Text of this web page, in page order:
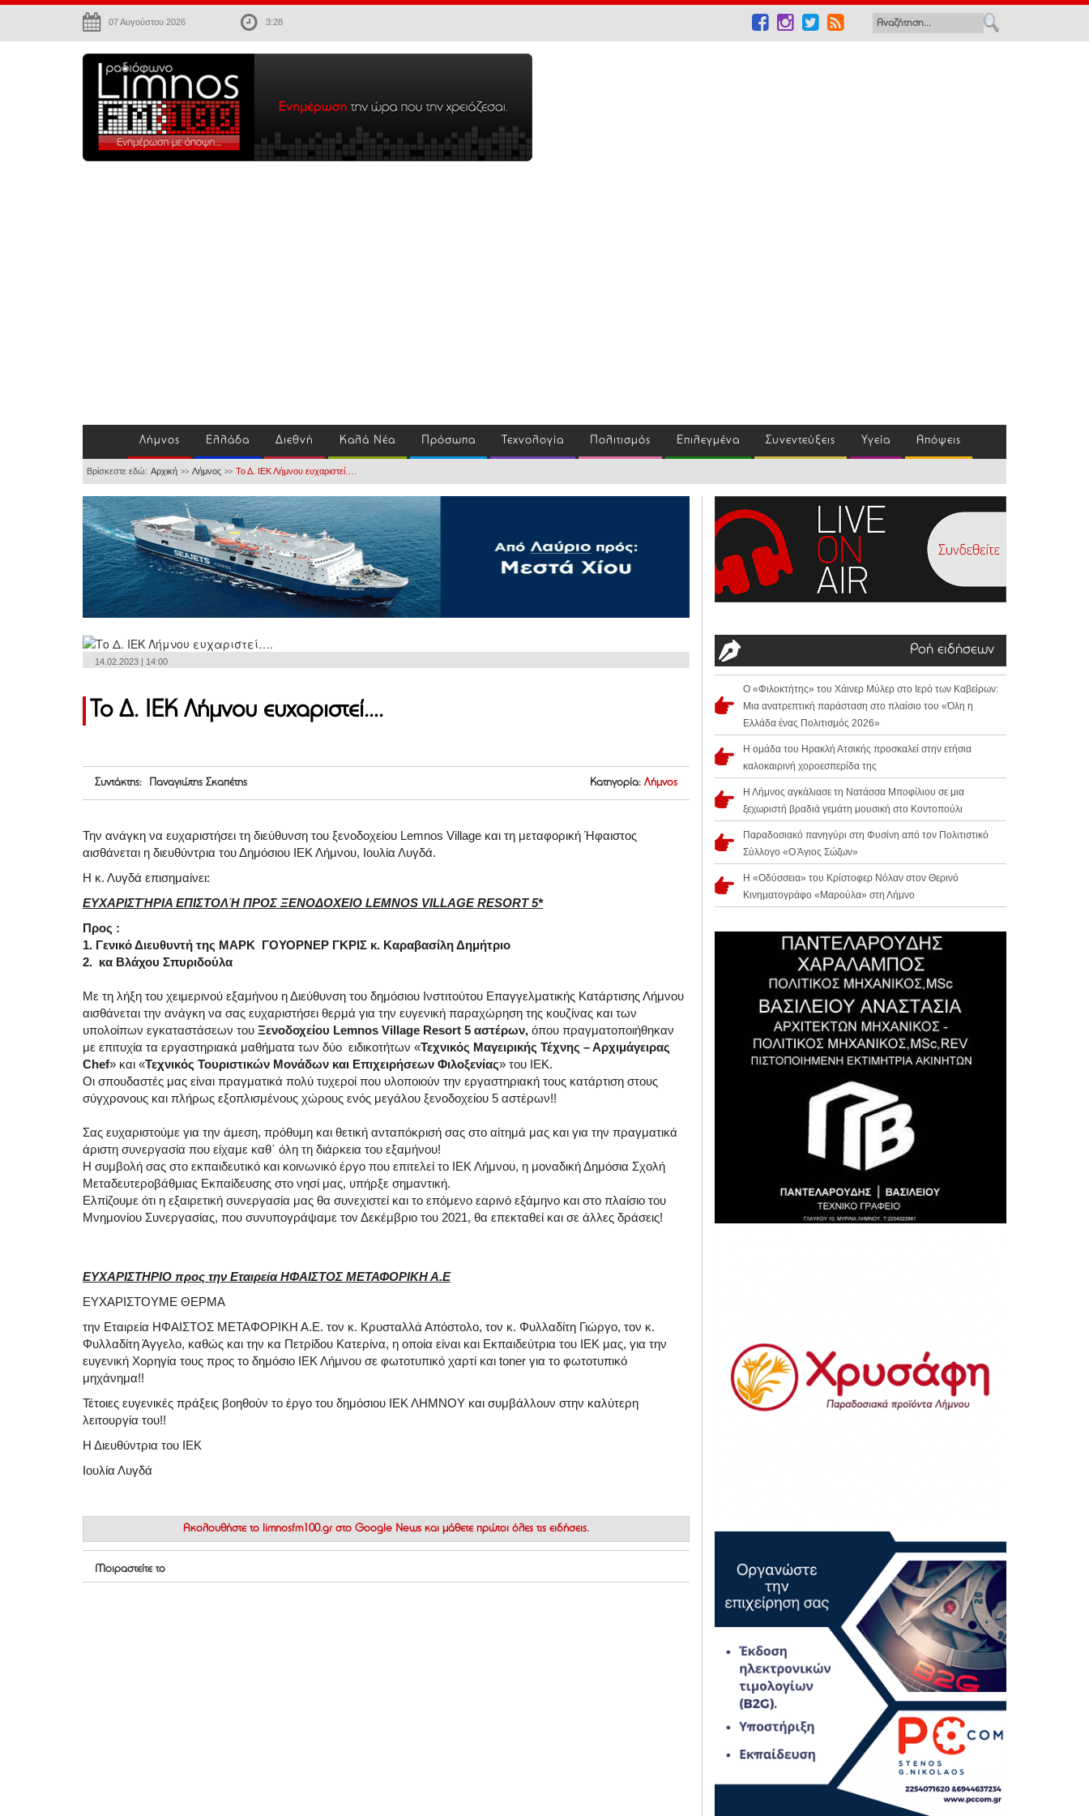
07 Αυγούστου 2026 3:28
Λήμνος Ελλάδα Διεθνή Καλά Νέα Πρόσωπα Τεχνολογία Πολιτισμός Επιλεγμένα Συνεντεύξεις Υγεία Απόψεις
Βρίσκεστε εδώ: Αρχική >> Λήμνος >> Το Δ. ΙΕΚ Λήμνου ευχαριστεί….
14.02.2023 | 14:00
Το Δ. ΙΕΚ Λήμνου ευχαριστεί….
Συντάκτης: Παναγιώτης Σκαπέτης Κατηγορία: Λήμνος
Την ανάγκη να ευχαριστήσει τη διεύθυνση του ξενοδοχείου Lemnos Village και τη μεταφορική Ήφαιστος
αισθάνεται η διευθύντρια του Δημόσιου ΙΕΚ Λήμνου, Ιουλία Λυγδά.
Η κ. Λυγδά επισημαίνει:
ΕΥΧΑΡΙΣΤΉΡΙΑ ΕΠΙΣΤΟΛΉ ΠΡΟΣ ΞΕΝΟΔΟΧΕΙΟ LEMNOS VILLAGE RESORT 5*
Προς :
1. Γενικό Διευθυντή της ΜΑΡΚ ΓΟΥΟΡΝΕΡ ΓΚΡΙΣ κ. Καραβασίλη Δημήτριο
2. κα Βλάχου Σπυριδούλα
Με τη λήξη του χειμερινού εξαμήνου η Διεύθυνση του δημόσιου Ινστιτούτου Επαγγελματικής Κατάρτισης Λήμνου
αισθάνεται την ανάγκη να σας ευχαριστήσει θερμά για την ευγενική παραχώρηση της κουζίνας και των
υπολοίπων εγκαταστάσεων του Ξενοδοχείου Lemnos Village Resort 5 αστέρων, όπου πραγματοποιήθηκαν
με επιτυχία τα εργαστηριακά μαθήματα των δύο ειδικοτήτων «Τεχνικός Μαγειρικής Τέχνης – Αρχιμάγειρας
Chef» και «Τεχνικός Τουριστικών Μονάδων και Επιχειρήσεων Φιλοξενίας» του ΙΕΚ.
Οι σπουδαστές μας είναι πραγματικά πολύ τυχεροί που υλοποιούν την εργαστηριακή τους κατάρτιση στους
σύγχρονους και πλήρως εξοπλισμένους χώρους ενός μεγάλου ξενοδοχείου 5 αστέρων!!
​Σας ευχαριστούμε για την άμεση, πρόθυμη και θετική ανταπόκρισή σας στο αίτημά μας και για την πραγματικά
άριστη συνεργασία που είχαμε καθ΄ όλη τη διάρκεια του εξαμήνου!
Η συμβολή σας στο εκπαιδευτικό και κοινωνικό έργο που επιτελεί το ΙΕΚ Λήμνου, η μοναδική Δημόσια Σχολή
Μεταδευτεροβάθμιας Εκπαίδευσης στο νησί μας, υπήρξε σημαντική.
Ελπίζουμε ότι η εξαιρετική συνεργασία μας θα συνεχιστεί και το επόμενο εαρινό εξάμηνο και στο πλαίσιο του
Μνημονίου Συνεργασίας, που συνυπογράψαμε τον Δεκέμβριο του 2021, θα επεκταθεί και σε άλλες δράσεις!
ΕΥΧΑΡΙΣΤΗΡΙΟ προς την Εταιρεία ΗΦΑΙΣΤΟΣ ΜΕΤΑΦΟΡΙΚΗ Α.Ε
ΕΥΧΑΡΙΣΤΟΥΜΕ ΘΕΡΜΑ
την Εταιρεία ΗΦΑΙΣΤΟΣ ΜΕΤΑΦΟΡΙΚΗ Α.Ε. τον κ. Κρυσταλλά Απόστολο, τον κ. Φυλλαδίτη Γιώργο, τον κ.
Φυλλαδίτη Άγγελο, καθώς και την κα Πετρίδου Κατερίνα, η οποία είναι και Εκπαιδεύτρια του ΙΕΚ μας, για την
ευγενική Χορηγία τους προς το δημόσιο ΙΕΚ Λήμνου σε φωτοτυπικό χαρτί και toner για το φωτοτυπικό
μηχάνημα!!
Τέτοιες ευγενικές πράξεις βοηθούν το έργο του δημόσιου ΙΕΚ ΛΗΜΝΟΥ και συμβάλλουν στην καλύτερη
λειτουργία του!!
Η Διευθύντρια του ΙΕΚ
Ιουλία Λυγδά
Ακολουθήστε το limnosfm100.gr στο Google News και μάθετε πρώτοι όλες τις ειδήσεις.
Μοιραστείτε το
Ροή ειδήσεων
Ο «Φιλοκτήτης» του Χάινερ Μύλερ στο Ιερό των Καβείρων:
Μια ανατρεπτική παράσταση στο πλαίσιο του «Όλη η
Ελλάδα ένας Πολιτισμός 2026»
Η ομάδα του Ηρακλή Ατσικής προσκαλεί στην ετήσια
καλοκαιρινή χοροεσπερίδα της
Η Λήμνος αγκάλιασε τη Νατάσσα Μποφίλιου σε μια
ξεχωριστή βραδιά γεμάτη μουσική στο Κοντοπούλι
Παραδοσιακό πανηγύρι στη Φυσίνη από τον Πολιτιστικό
Σύλλογο «Ο Άγιος Σώζων»
Η «Οδύσσεια» του Κρίστοφερ Νόλαν στον Θερινό
Κινηματογράφο «Μαρούλα» στη Λήμνο